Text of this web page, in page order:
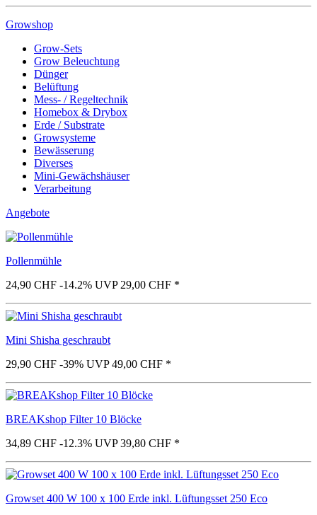
Growshop
Grow-Sets
Grow Beleuchtung
Dünger
Belüftung
Mess- / Regeltechnik
Homebox & Drybox
Erde / Substrate
Growsysteme
Bewässerung
Diverses
Mini-Gewächshäuser
Verarbeitung
Angebote
Pollenmühle
24,90 CHF -14.2% UVP 29,00 CHF *
Mini Shisha geschraubt
29,90 CHF -39% UVP 49,00 CHF *
BREAKshop Filter 10 Blöcke
34,89 CHF -12.3% UVP 39,80 CHF *
Growset 400 W 100 x 100 Erde inkl. Lüftungsset 250 Eco